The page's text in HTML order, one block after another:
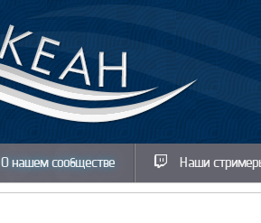
О нашем сообществе Наши